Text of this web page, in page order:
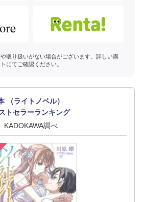
取り扱いがない場合がございます。詳しい購
にてご確認ください。
（ライトノベル）
トセラーランキング
KADOKAWA調べ